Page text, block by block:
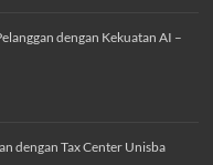
dengan Kekuatan AI –
dengan Tax Center Unisba